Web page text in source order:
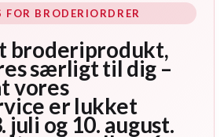
FOR BRODERIORDRER
broderiprodukt,
særligt til dig –
vores
er lukket
juli og 10. august.